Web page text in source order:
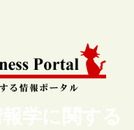
学に関する